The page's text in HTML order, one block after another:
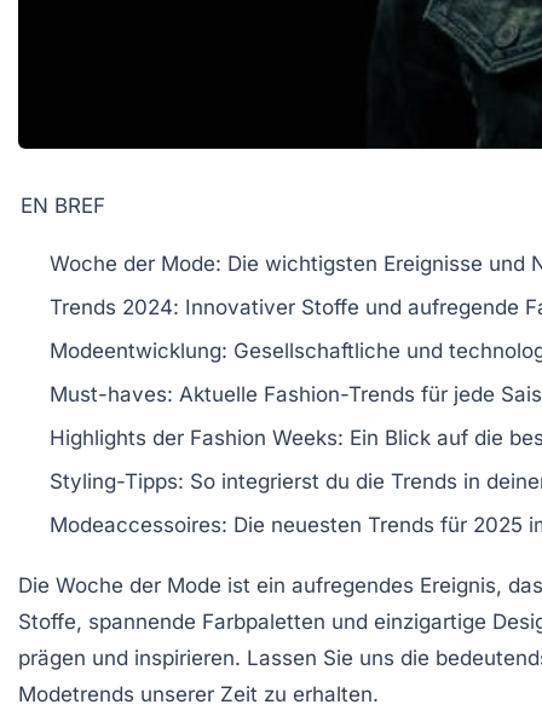
EN BREF
Woche der Mode: Die wichtigsten Ereignisse und
Trends 2024: Innovativer Stoffe und aufregende
Modeentwicklung: Gesellschaftliche und
Must-haves: Aktuelle Fashion-Trends für jede
Highlights der Fashion Weeks: Ein Blick auf die
Styling-Tipps: So integrierst du die Trends in
Modeaccessoires: Die neuesten Trends für 2025
Die Woche der Mode ist ein aufregendes Ereignis,
Stoffe, spannende Farbpaletten und einzigartige
prägen und inspirieren. Lassen Sie uns die
Modetrends unserer Zeit zu erhalten.